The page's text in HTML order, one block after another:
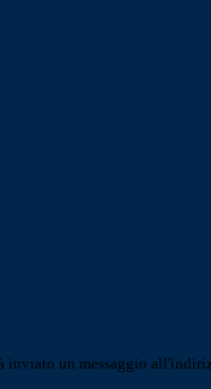
inviato un messaggio